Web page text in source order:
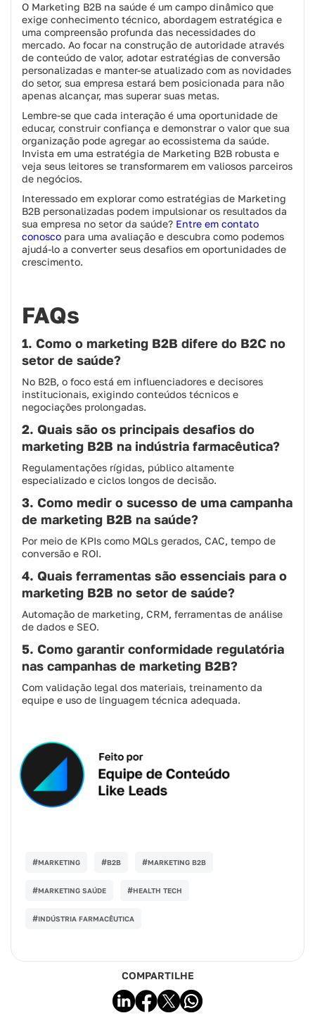
O Marketing B2B na saúde é um campo dinâmico que
exige conhecimento técnico, abordagem estratégica e
uma compreensão profunda das necessidades do
mercado. Ao focar na construção de autoridade através
de conteúdo de valor, adotar estratégias de conversão
personalizadas e manter-se atualizado com as novidades
do setor, sua empresa estará bem posicionada para não
apenas alcançar, mas superar suas metas.
Lembre-se que cada interação é uma oportunidade de
educar, construir confiança e demonstrar o valor que sua
organização pode agregar ao ecossistema da saúde.
Invista em uma estratégia de Marketing B2B robusta e
veja seus leitores se transformarem em valiosos parceiros
de negócios.
Interessado em explorar como estratégias de Marketing
B2B personalizadas podem impulsionar os resultados da
sua empresa no setor da saúde? Entre em contato
conosco para uma avaliação e descubra como podemos
ajudá-lo a converter seus desafios em oportunidades de
crescimento.
FAQs
1. Como o marketing B2B difere do B2C no
setor de saúde?
No B2B, o foco está em influenciadores e decisores
institucionais, exigindo conteúdos técnicos e
negociações prolongadas.
2. Quais são os principais desafios do
marketing B2B na indústria farmacêutica?
Regulamentações rígidas, público altamente
especializado e ciclos longos de decisão.
3. Como medir o sucesso de uma campanha
de marketing B2B na saúde?
Por meio de KPIs como MQLs gerados, CAC, tempo de
conversão e ROI.
4. Quais ferramentas são essenciais para o
marketing B2B no setor de saúde?
Automação de marketing, CRM, ferramentas de análise
de dados e SEO.
5. Como garantir conformidade regulatória
nas campanhas de marketing B2B?
Com validação legal dos materiais, treinamento da
equipe e uso de linguagem técnica adequada.
#MARKETING #B2B #MARKETING B2B
#MARKETING SAÚDE #HEALTH TECH
#INDÚSTRIA FARMACÊUTICA
COMPARTILHE